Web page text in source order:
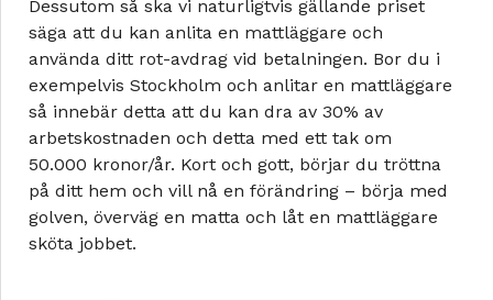
Dessutom så ska vi naturligtvis gällande priset
säga att du kan anlita en mattläggare och
använda ditt rot-avdrag vid betalningen. Bor du i
exempelvis Stockholm och anlitar en mattläggare
så innebär detta att du kan dra av 30% av
arbetskostnaden och detta med ett tak om
50.000 kronor/år. Kort och gott, börjar du tröttna
på ditt hem och vill nå en förändring – börja med
golven, överväg en matta och låt en mattläggare
sköta jobbet.